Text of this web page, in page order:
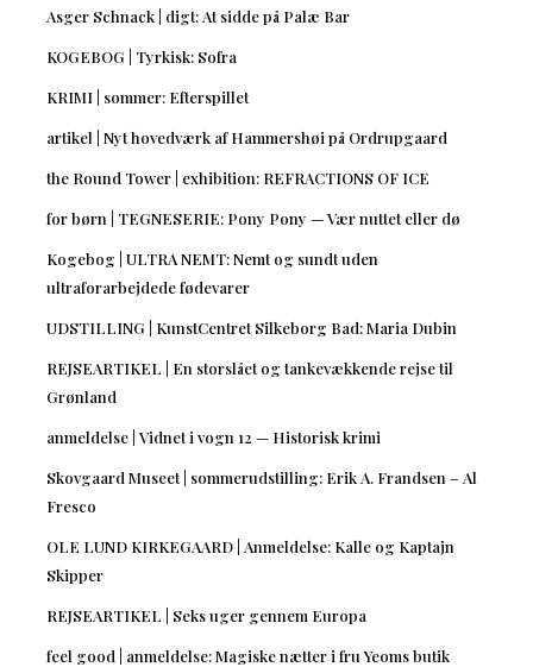
Asger Schnack | digt: At sidde på Palæ Bar
KOGEBOG | Tyrkisk: Sofra
KRIMI | sommer: Efterspillet
artikel | Nyt hovedværk af Hammershøi på Ordrupgaard
the Round Tower | exhibition: REFRACTIONS OF ICE
for børn | TEGNESERIE: Pony Pony — Vær nuttet eller dø
Kogebog | ULTRA NEMT: Nemt og sundt uden
ultraforarbejdede fødevarer
UDSTILLING | KunstCentret Silkeborg Bad: Maria Dubin
REJSEARTIKEL | En storslået og tankevækkende rejse til
Grønland
anmeldelse | Vidnet i vogn 12 — Historisk krimi
Skovgaard Museet | sommerudstilling: Erik A. Frandsen – Al
Fresco
OLE LUND KIRKEGAARD | Anmeldelse: Kalle og Kaptajn
Skipper
REJSEARTIKEL | Seks uger gennem Europa
feel good | anmeldelse: Magiske nætter i fru Yeoms butik